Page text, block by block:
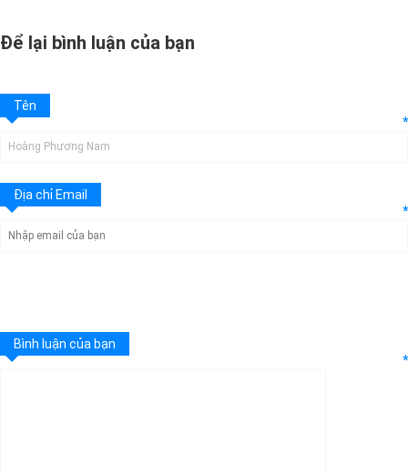
Để lại bình luận của bạn
Tên
*
Địa chỉ Email
*
Bình luận của bạn
*